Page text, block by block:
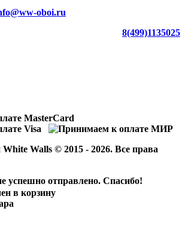
oboi.ru
8(499)1135025
Walls © 2015 - 2026. Все права
успешно отправлено. Спасибо!
в корзину